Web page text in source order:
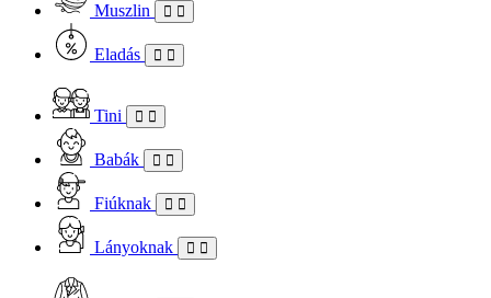
Muszlin
Eladás
Tini
Babák
Fiúknak
Lányoknak